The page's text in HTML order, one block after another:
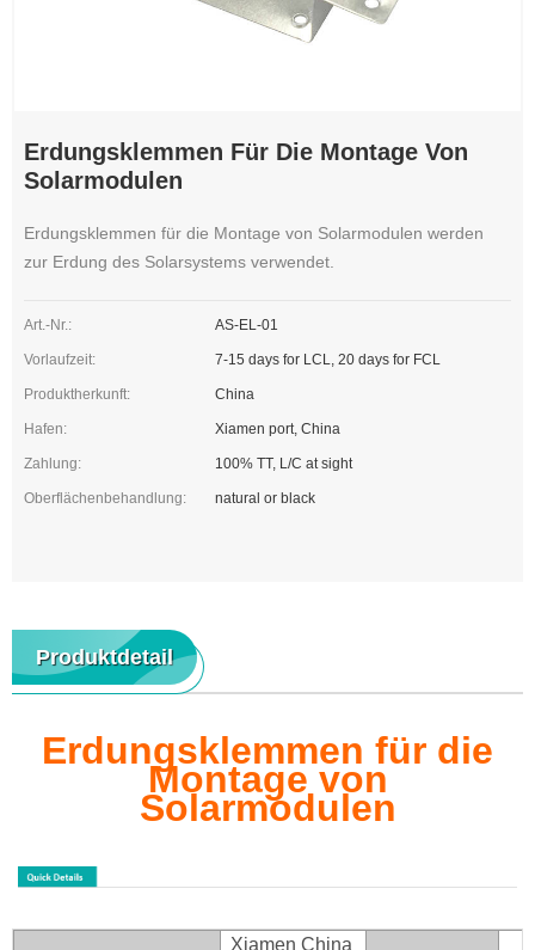
Erdungsklemmen Für Die Montage Von
Solarmodulen
Erdungsklemmen für die Montage von Solarmodulen werden
zur Erdung des Solarsystems verwendet.
Art.-Nr.: AS-EL-01
Vorlaufzeit: 7-15 days for LCL, 20 days for FCL
Produktherkunft: China
Hafen: Xiamen port, China
Zahlung: 100% TT, L/C at sight
Oberflächenbehandlung: natural or black
Produktdetail
Erdungsklemmen für die
Montage von
Solarmodulen
Xiamen China